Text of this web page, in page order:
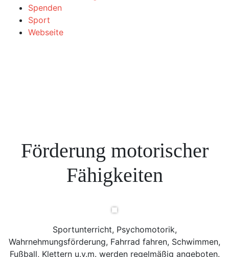
Spenden
Sport
Webseite
Förderung motorischer
Fähigkeiten
Sportunterricht, Psychomotorik,
Wahrnehmungsförderung, Fahrrad fahren, Schwimmen,
Fußball, Klettern u.v.m. werden regelmäßig angeboten.